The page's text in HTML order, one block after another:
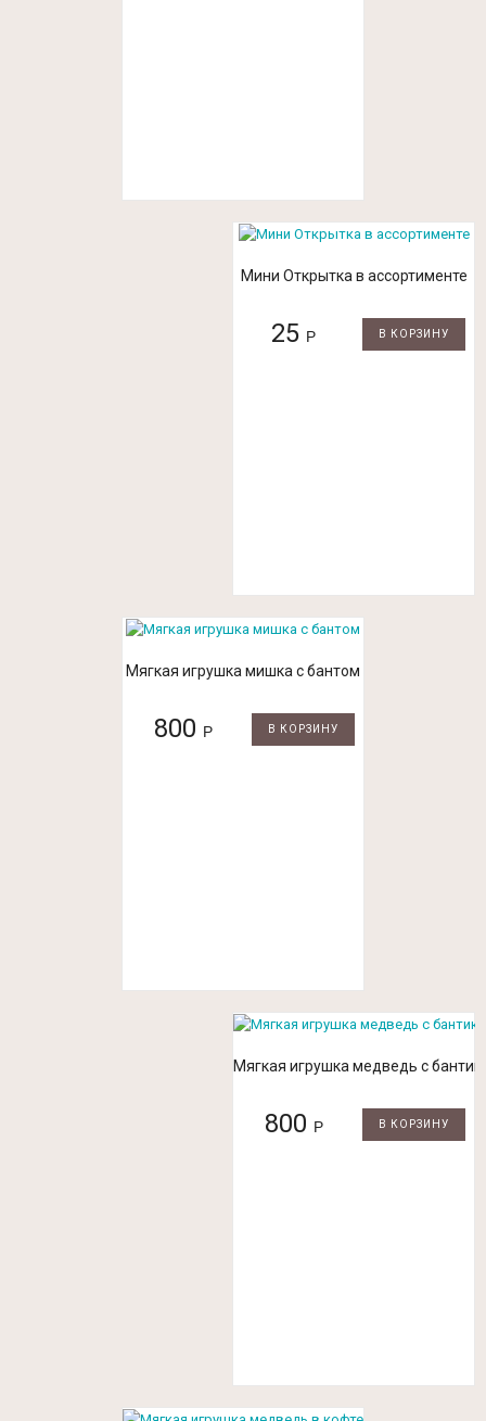
Мини Открытка в ассортименте
25 Р В КОРЗИНУ
Мягкая игрушка мишка с бантом
800 Р В КОРЗИНУ
Мягкая игрушка медведь с
800 Р В КОРЗИНУ